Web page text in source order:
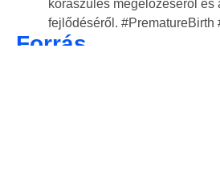
koraszülés megelőzéséről és
fejlődéséről. #PrematureBirth
Forrás